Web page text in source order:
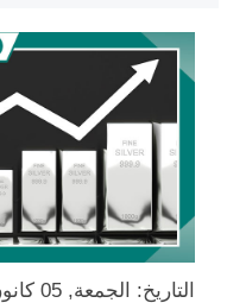
التاريخ: الجمعة, 05 كانون الأول 2025